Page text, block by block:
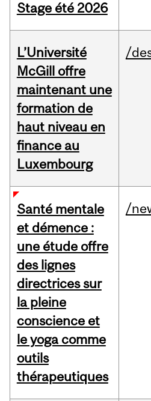
Stage été 2026
L’Université
McGill offre
maintenant une
formation de
haut niveau en
finance au
Luxembourg
/
Santé mentale
et démence :
une étude offre
des lignes
directrices sur
la pleine
conscience et
le yoga comme
outils
thérapeutiques
/